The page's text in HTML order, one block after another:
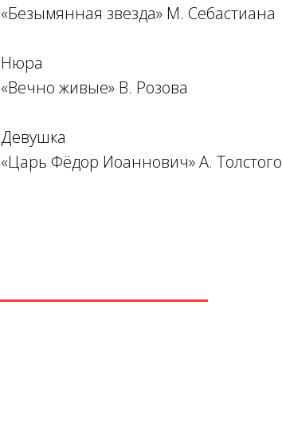
«Безымянная звезда» М. Себастиана
Нюра
«Вечно живые» В. Розова
Девушка
«Царь Фёдор Иоаннович» А. Толстого